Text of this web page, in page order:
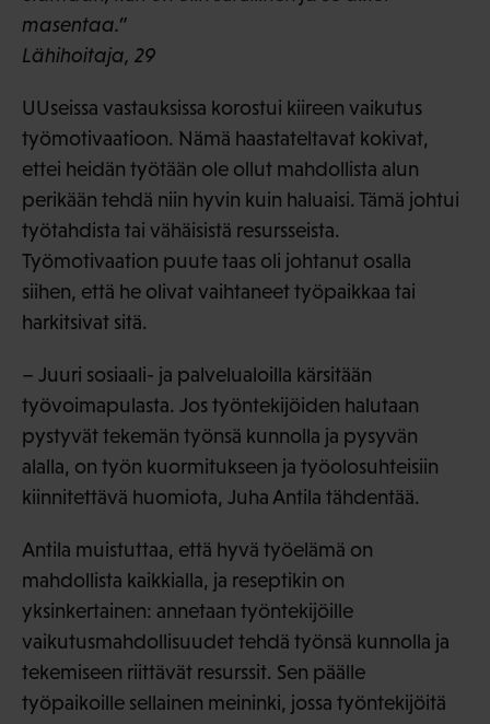
masentaa.”
Lähihoitaja, 29
UUseissa vastauksissa korostui kiireen vaikutus
työmotivaatioon. Nämä haastateltavat kokivat,
ettei heidän työtään ole ollut mahdollista alun
perikään tehdä niin hyvin kuin haluaisi. Tämä johtui
työtahdista tai vähäisistä resursseista.
Työmotivaation puute taas oli johtanut osalla
siihen, että he olivat vaihtaneet työpaikkaa tai
harkitsivat sitä.
– Juuri sosiaali- ja palvelualoilla kärsitään
työvoimapulasta. Jos työntekijöiden halutaan
pystyvät tekemän työnsä kunnolla ja pysyvän
alalla, on työn kuormitukseen ja työolosuhteisiin
kiinnitettävä huomiota, Juha Antila tähdentää.
Antila muistuttaa, että hyvä työelämä on
mahdollista kaikkialla, ja reseptikin on
yksinkertainen: annetaan työntekijöille
vaikutusmahdollisuudet tehdä työnsä kunnolla ja
tekemiseen riittävät resurssit. Sen päälle
työpaikoille sellainen meininki, jossa työntekijöitä